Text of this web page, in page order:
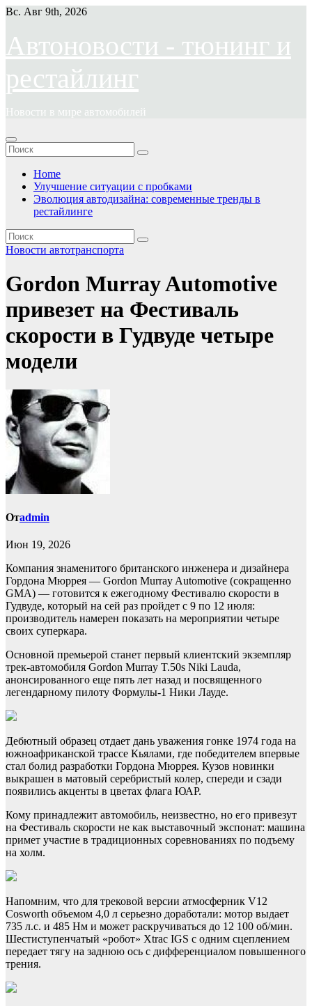
Перейти
содержимому
Вс. Авг 9th, 2026
Автоновости - тюнинг и
рестайлинг
Новости в мире автомобилей
Home
Улучшение ситуации с пробками
Эволюция автодизайна: современные тренды в
рестайлинге
Новости автотранспорта
Gordon Murray Automotive
привезет на Фестиваль
скорости в Гудвуде четыре
модели
Отadmin
Июн 19, 2026
Компания знаменитого британского инженера и дизайнера
Гордона Мюррея — Gordon Murray Automotive (сокращенно
GMA) — готовится к ежегодному Фестивалю скорости в
Гудвуде, который на сей раз пройдет с 9 по 12 июля:
производитель намерен показать на мероприятии четыре
своих суперкара.
Основной премьерой станет первый клиентский экземпляр
трек-автомобиля Gordon Murray T.50s Niki Lauda,
анонсированного еще пять лет назад и посвященного
легендарному пилоту Формулы-1 Ники Лауде.
Дебютный образец отдает дань уважения гонке 1974 года на
южноафриканской трассе Кьялами, где победителем впервые
стал болид разработки Гордона Мюррея. Кузов новинки
выкрашен в матовый серебристый колер, спереди и сзади
появились акценты в цветах флага ЮАР.
Кому принадлежит автомобиль, неизвестно, но его привезут
на Фестиваль скорости не как выставочный экспонат: машина
примет участие в традиционных соревнованиях по подъему
на холм.
Напомним, что для трековой версии атмосферник V12
Cosworth объемом 4,0 л серьезно доработали: мотор выдает
735 л.с. и 485 Нм и может раскручиваться до 12 100 об/мин.
Шестиступенчатый «робот» Xtrac IGS с одним сцеплением
передает тягу на заднюю ось с дифференциалом повышенного
трения.